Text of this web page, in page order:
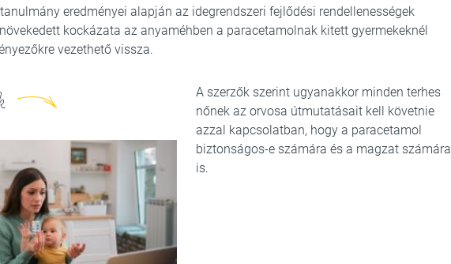
eredményei alapján az idegrendszeri fejlődési rendellenességek
kockázata az anyaméhben a paracetamolnak kitett gyermekeknél
vezethető vissza.
A szerzők szerint ugyanakkor minden terhes
nőnek az orvosa útmutatásait kell követnie
azzal kapcsolatban, hogy a paracetamol
biztonságos-e számára és a magzat számára
is.